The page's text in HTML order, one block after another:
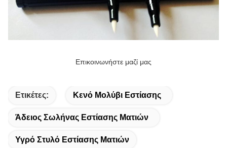
Επικοινωνήστε μαζί μας
Ετικέτες: Κενό Μολύβι Εστίασης
Άδειος Σωλήνας Εστίασης Ματιών
Υγρό Στυλό Εστίασης Ματιών